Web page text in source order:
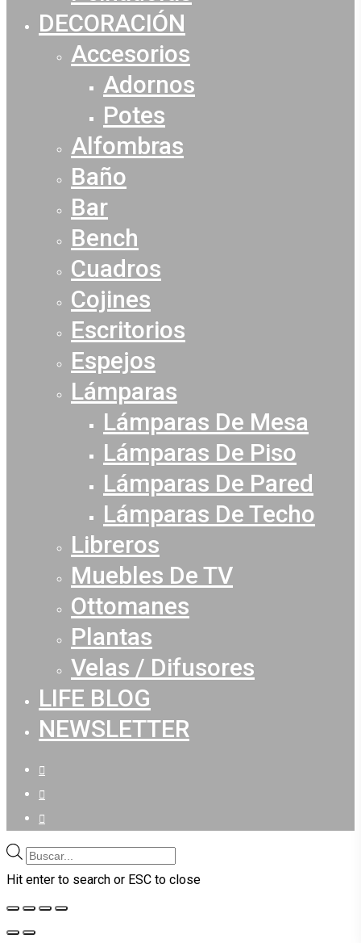
DECORACIÓN
Accesorios
Adornos
Potes
Alfombras
Baño
Bar
Bench
Cuadros
Cojines
Escritorios
Espejos
Lámparas
Lámparas De Mesa
Lámparas De Piso
Lámparas De Pared
Lámparas De Techo
Libreros
Muebles De TV
Ottomanes
Plantas
Velas / Difusores
LIFE BLOG
NEWSLETTER
facebook
youtube
instagram
Búsqueda
de
productos
Hit enter to search or ESC to close